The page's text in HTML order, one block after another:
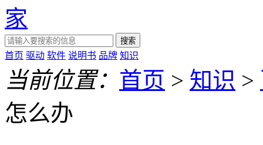
搜索
首页 驱动 软件 说明书 品牌 知识
当前位置： 首页 > 知识 >
怎么办